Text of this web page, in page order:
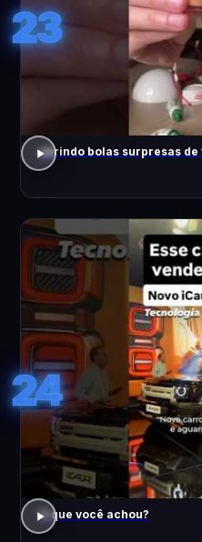
23
abrindo bolas surpresas
24
O que você achou?